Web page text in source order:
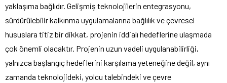
yaklaşıma bağlıdır. Gelişmiş teknolojilerin entegrasyonu,
sürdürülebilir kalkınma uygulamalarına bağlılık ve çevresel
hususlara titiz bir dikkat, projenin iddialı hedeflerine ulaşmada
çok önemli olacaktır. Projenin uzun vadeli uygulanabilirliği,
yalnızca başlangıç hedeflerini karşılama yeteneğine değil, aynı
zamanda teknolojideki, yolcu talebindeki ve çevre